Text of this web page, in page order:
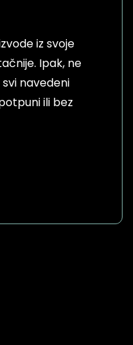
iz svoje
Ipak, ne
navedeni
ili bez